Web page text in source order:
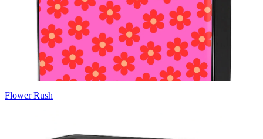
Flower Rush